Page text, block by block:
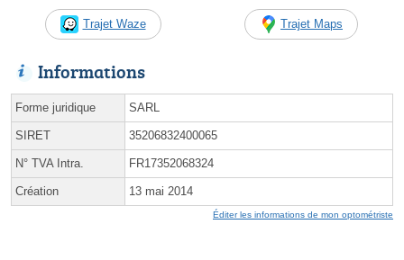
Trajet Waze Trajet Maps
Informations
Forme juridique SARL
SIRET 35206832400065
N° TVA Intra. FR17352068324
Création 13 mai 2014
Éditer les informations de mon optométriste